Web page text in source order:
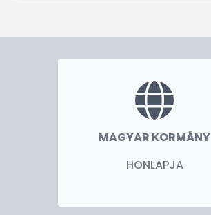
MAGYAR KORMÁNY
HONLAPJA